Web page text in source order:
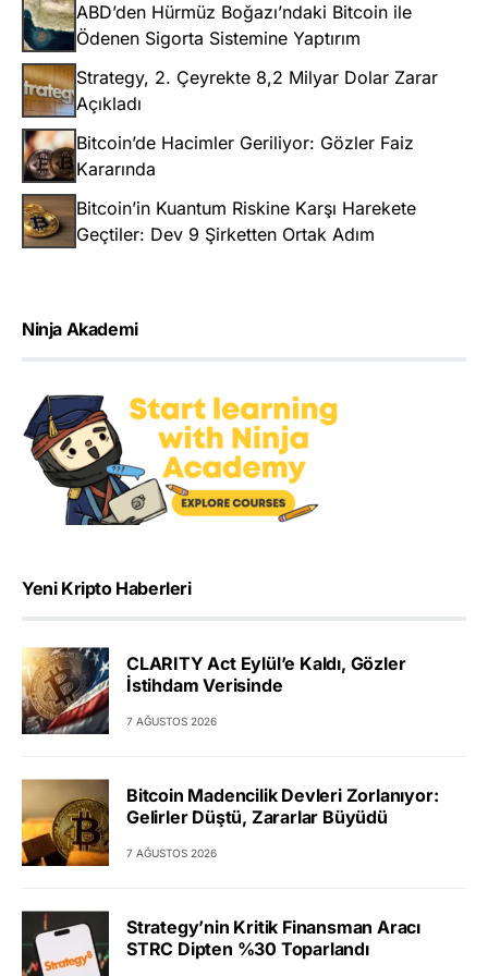
ABD’den Hürmüz Boğazı’ndaki Bitcoin ile
Ödenen Sigorta Sistemine Yaptırım
Strategy, 2. Çeyrekte 8,2 Milyar Dolar Zarar
Açıkladı
Bitcoin’de Hacimler Geriliyor: Gözler Faiz
Kararında
Bitcoin’in Kuantum Riskine Karşı Harekete
Geçtiler: Dev 9 Şirketten Ortak Adım
Ninja Akademi
Yeni Kripto Haberleri
CLARITY Act Eylül’e Kaldı, Gözler
İstihdam Verisinde
7 AĞUSTOS 2026
Bitcoin Madencilik Devleri Zorlanıyor:
Gelirler Düştü, Zararlar Büyüdü
7 AĞUSTOS 2026
Strategy’nin Kritik Finansman Aracı
STRC Dipten %30 Toparlandı